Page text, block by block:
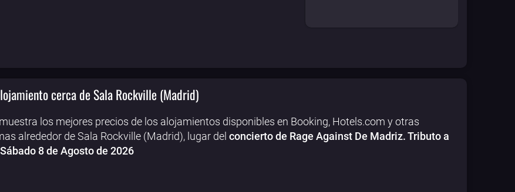
cerca de Sala Rockville (Madrid)
los mejores precios de los alojamientos disponibles en Booking, Hotels.com y otras
alrededor de Sala Rockville (Madrid), lugar del concierto de Rage Against De Madriz. Tributo a
Sábado 8 de Agosto de 2026